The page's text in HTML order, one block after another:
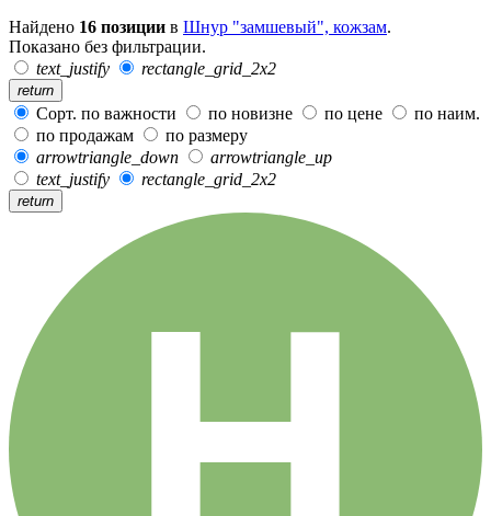
Найдено 16 позиции в Шнур "замшевый", кожзам.
Показано без фильтрации.
text_justify
rectangle_grid_2x2
return
Сорт. по важности по новизне по цене
по наим.
по продажам
по размеру
arrowtriangle_down
arrowtriangle_up
text_justify
rectangle_grid_2x2
return